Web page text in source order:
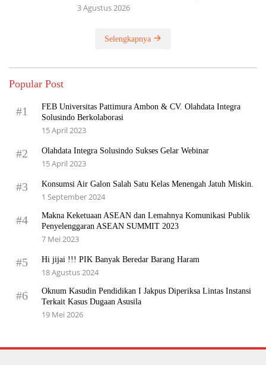
3 Agustus 2026
Selengkapnya
Popular Post
#1
FEB Universitas Pattimura Ambon & CV. Olahdata Integra
Solusindo Berkolaborasi
15 April 2023
#2 Olahdata Integra Solusindo Sukses Gelar Webinar
15 April 2023
#3 Konsumsi Air Galon Salah Satu Kelas Menengah Jatuh Miskin.
1 September 2024
#4
Makna Keketuaan ASEAN dan Lemahnya Komunikasi Publik
Penyelenggaran ASEAN SUMMIT 2023
7 Mei 2023
#5 Hi jijai !!! PIK Banyak Beredar Barang Haram
18 Agustus 2024
#6
Oknum Kasudin Pendidikan I Jakpus Diperiksa Lintas Instansi
Terkait Kasus Dugaan Asusila
19 Mei 2026